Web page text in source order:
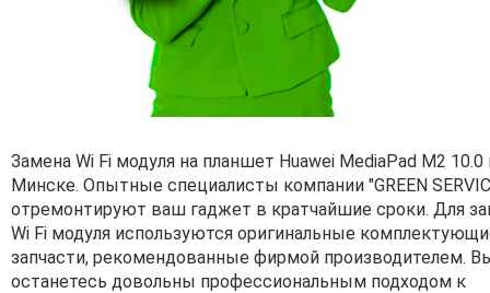
Замена Wi Fi модуля на планшет Huawei MediaPad M2 10.0
Минске. Опытные специалисты компании "GREEN
отремонтируют ваш гаджет в кратчайшие сроки. Для
Wi Fi модуля используются оригинальные
запчасти, рекомендованные фирмой производителем.
останетесь довольны профессиональным подходом к